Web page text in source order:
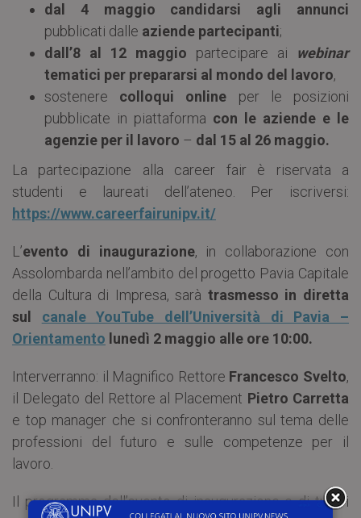
dal 4 maggio
candidarsi agli annunci
pubblicati dalle aziende partecipanti;
dall’8 al 12 maggio partecipare ai webinar
tematici per prepararsi al mondo del lavoro,
sostenere colloqui online per le posizioni
pubblicate in piattaforma con le aziende e le
agenzie per il lavoro – dal 15 al 26 maggio.
La partecipazione alla career fair è riservata a
studenti e laureati dell’ateneo. Per iscriversi:
https://www.careerfairunipv.it/
L’evento di inaugurazione, in collaborazione con
Assolombarda nell’ambito del progetto Pavia Capitale
della Cultura di Impresa, sarà trasmesso in diretta
sul canale YouTube dell’Università di Pavia –
Orientamento lunedì 2 maggio alle ore 10:00.
Interverranno: il Magnifico Rettore Francesco Svelto,
il Delegato del Rettore al Placement Pietro Carretta
e top manager che si confronteranno sul tema delle
professioni del futuro e sulle competenze per il
lavoro.
Il programma dell’evento di inaugurazione e di tutti i